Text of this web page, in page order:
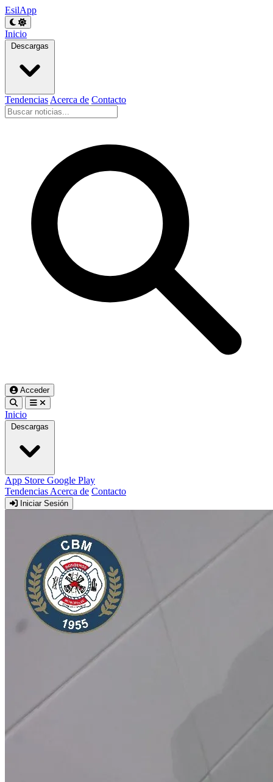
EsilApp
Inicio
Descargas
Tendencias Acerca de Contacto
Acceder
Inicio
Descargas
App Store Google Play
Tendencias Acerca de Contacto
Iniciar Sesión